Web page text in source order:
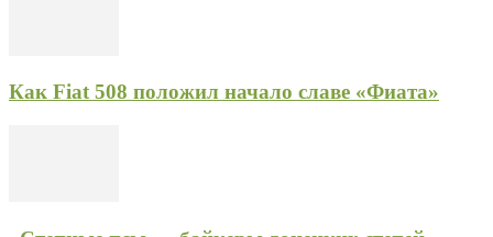
Как Fiat 508 положил начало славе «Фиата»